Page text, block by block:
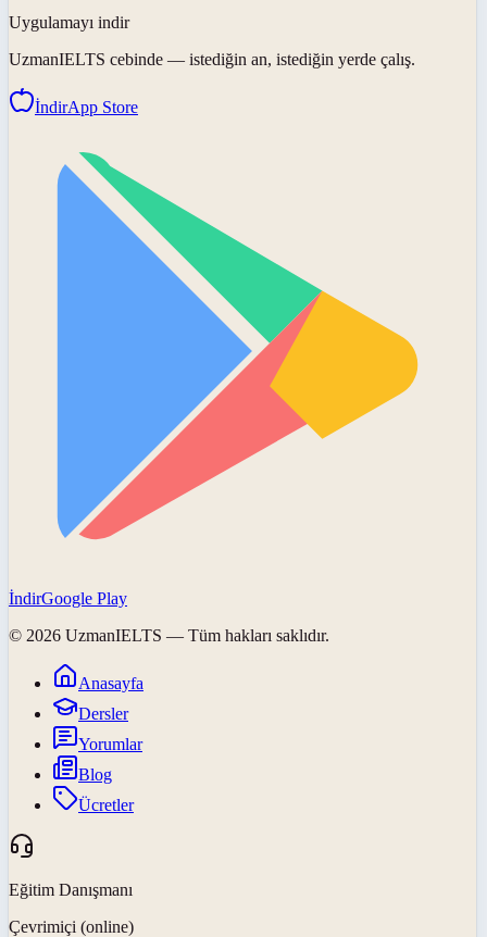
Uygulamayı indir
UzmanIELTS cebinde — istediğin an, istediğin yerde çalış.
İndirApp Store
İndirGoogle Play
© 2026 UzmanIELTS — Tüm hakları saklıdır.
Anasayfa
Dersler
Yorumlar
Blog
Ücretler
Eğitim Danışmanı
Çevrimiçi (online)